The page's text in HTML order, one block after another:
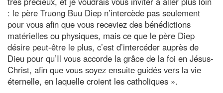
: le père Truong Buu Diep n’intercède pas seulement
pour vous afin que vous receviez des bénédictions
matérielles ou physiques, mais ce que le père Diep
désire peut-être le plus, c’est d’intercéder auprès de
Dieu pour qu’Il vous accorde la grâce de la foi en Jésus-
Christ, afin que vous soyez ensuite guidés vers la vie
éternelle, en laquelle croient les catholiques ».